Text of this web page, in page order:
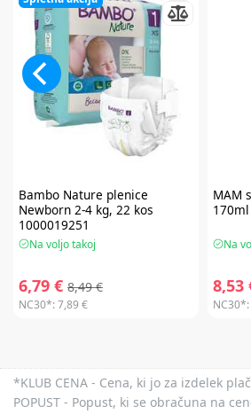
Bambo Nature plenice
Newborn 2-4 kg, 22 kos
1000019251
Na voljo takoj
6,79 € 8,49 €
NC30*:7,89 €
MAM
Na
8,53
NC30*:
*KLUB CENA - Cena, ki jo za izdelek
POPUST - Popust, ki se obračuna na